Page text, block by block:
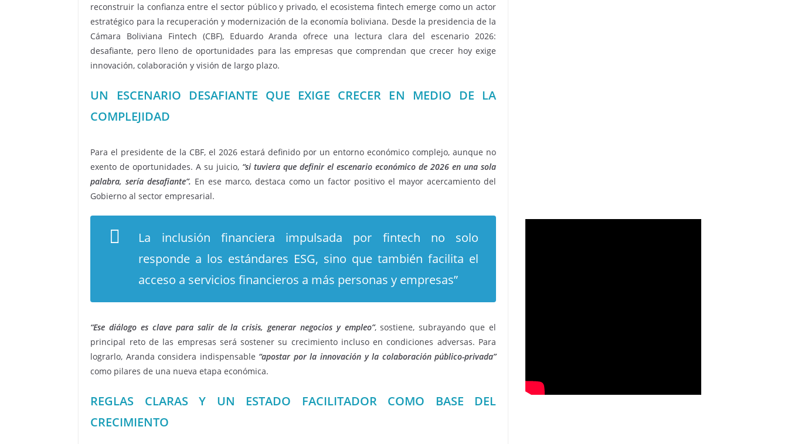
reconstruir la confianza entre el sector público y privado, el ecosistema fintech emerge como un actor
estratégico para la recuperación y modernización de la economía boliviana. Desde la presidencia de la
Cámara Boliviana Fintech (CBF), Eduardo Aranda ofrece una lectura clara del escenario 2026:
desafiante, pero lleno de oportunidades para las empresas que comprendan que crecer hoy exige
innovación, colaboración y visión de largo plazo.
UN ESCENARIO DESAFIANTE QUE EXIGE CRECER EN MEDIO DE LA
COMPLEJIDAD
Para el presidente de la CBF, el 2026 estará definido por un entorno económico complejo, aunque no
exento de oportunidades. A su juicio, “si tuviera que definir el escenario económico de 2026 en una sola
palabra, sería desafiante”. En ese marco, destaca como un factor positivo el mayor acercamiento del
Gobierno al sector empresarial.
La inclusión financiera impulsada por fintech no solo
responde a los estándares ESG, sino que también facilita el
acceso a servicios financieros a más personas y empresas”
“Ese diálogo es clave para salir de la crisis, generar negocios y empleo”, sostiene, subrayando que el
principal reto de las empresas será sostener su crecimiento incluso en condiciones adversas. Para
lograrlo, Aranda considera indispensable “apostar por la innovación y la colaboración público-privada”
como pilares de una nueva etapa económica.
REGLAS CLARAS Y UN ESTADO FACILITADOR COMO BASE DEL
CRECIMIENTO